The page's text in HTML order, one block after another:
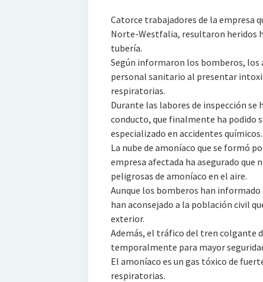
Catorce trabajadores de la empresa
Norte-Westfalia, resultaron heridos
tubería.
Según informaron los bomberos, los
personal sanitario al presentar
respiratorias.
Durante las labores de inspección se
conducto, que finalmente ha podido
especializado en accidentes químicos.
La nube de amoníaco que se formó
empresa afectada ha asegurado que
peligrosas de amoníaco en el aire.
Aunque los bomberos han
han aconsejado a la población civil
exterior.
Además, el tráfico del tren colgante
temporalmente para mayor
El amoníaco es un gas tóxico de
respiratorias.